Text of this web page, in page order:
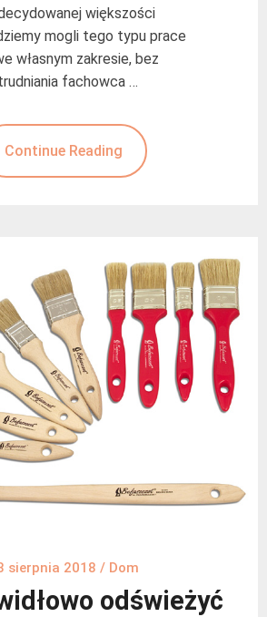
większości
mogli tego typu prace
własnym zakresie, bez
fachowca …
Continue Reading
sierpnia 2018 / Dom
odświeżyć